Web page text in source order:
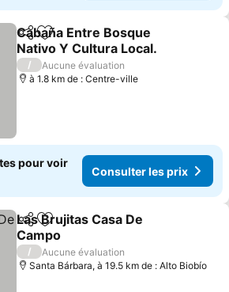
PartagerAjouter à mes favoris
Cabaña Entre Bosque
Nativo Y Cultura Local.
Consulter les prix
/
Aucune évaluation
à 1.8 km de : Centre-ville
pour voir
Consulter les prix
PartagerAjouter à mes favoris
Las Brujitas Casa De
Campo
Consulter les prix
/
Aucune évaluation
Santa Bárbara, à 19.5 km de : Alto Biobío